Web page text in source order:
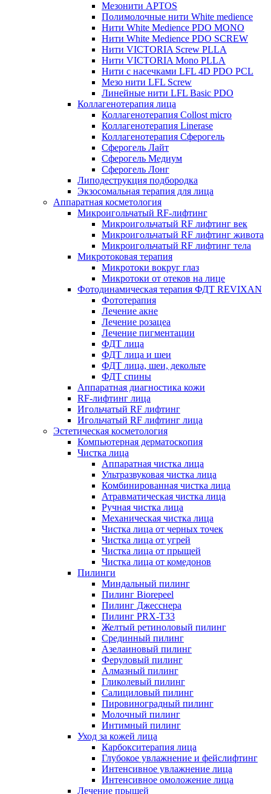
Мезонити APTOS
Полимолочные нити White medience
Нити White Medience PDO MONO
Нити White Medience PDO SCREW
Нити VICTORIA Screw PLLA
Нити VICTORIA Mono PLLA
Нити с насечками LFL 4D PDO PCL
Мезо нити LFL Screw
Линейные нити LFL Basic PDO
Коллагенотерапия лица
Коллагенотерапия Collost micro
Коллагенотерапия Linerase
Коллагенотерапия Сферогель
Сферогель Лайт
Сферогель Медиум
Сферогель Лонг
Липодеструкция подбородка
Экзосомальная терапия для лица
Аппаратная косметология
Микроигольчатый RF-лифтинг
Микроигольчатый RF лифтинг век
Микроигольчатый RF лифтинг живота
Микроигольчатый RF лифтинг тела
Микротоковая терапия
Микротоки вокруг глаз
Микротоки от отеков на лице
Фотодинамическая терапия ФДТ REVIXAN
Фототерапия
Лечение акне
Лечение розацеа
Лечение пигментации
ФДТ лица
ФДТ лица и шеи
ФДТ лица, шеи, декольте
ФДТ спины
Аппаратная диагностика кожи
RF-лифтинг лица
Игольчатый RF лифтинг
Игольчатый RF лифтинг лица
Эстетическая косметология
Компьютерная дерматоскопия
Чистка лица
Аппаратная чистка лица
Ультразвуковая чистка лица
Комбинированная чистка лица
Атравматическая чистка лица
Ручная чистка лица
Механическая чистка лица
Чистка лица от черных точек
Чистка лица от угрей
Чистка лица от прыщей
Чистка лица от комедонов
Пилинги
Миндальный пилинг
Пилинг Biorepeel
Пилинг Джесснера
Пилинг PRX-T33
Желтый ретиноловый пилинг
Срединный пилинг
Азелаиновый пилинг
Феруловый пилинг
Алмазный пилинг
Гликолевый пилинг
Салициловый пилинг
Пировиноградный пилинг
Молочный пилинг
Интимный пилинг
Уход за кожей лица
Карбокситерапия лица
Глубокое увлажнение и фейслифтинг
Интенсивное увлажнение лица
Интенсивное омоложение лица
Лечение прыщей